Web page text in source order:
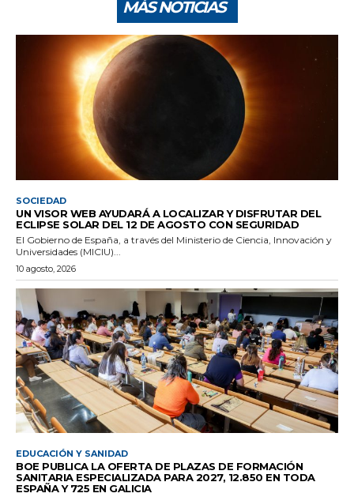
MÁS NOTICIAS
SOCIEDAD
UN VISOR WEB AYUDARÁ A LOCALIZAR Y DISFRUTAR DEL
ECLIPSE SOLAR DEL 12 DE AGOSTO CON SEGURIDAD
El Gobierno de España, a través del Ministerio de Ciencia, Innovación y
Universidades (MICIU)...
10 agosto, 2026
EDUCACIÓN Y SANIDAD
BOE PUBLICA LA OFERTA DE PLAZAS DE FORMACIÓN
SANITARIA ESPECIALIZADA PARA 2027, 12.850 EN TODA
ESPAÑA Y 725 EN GALICIA